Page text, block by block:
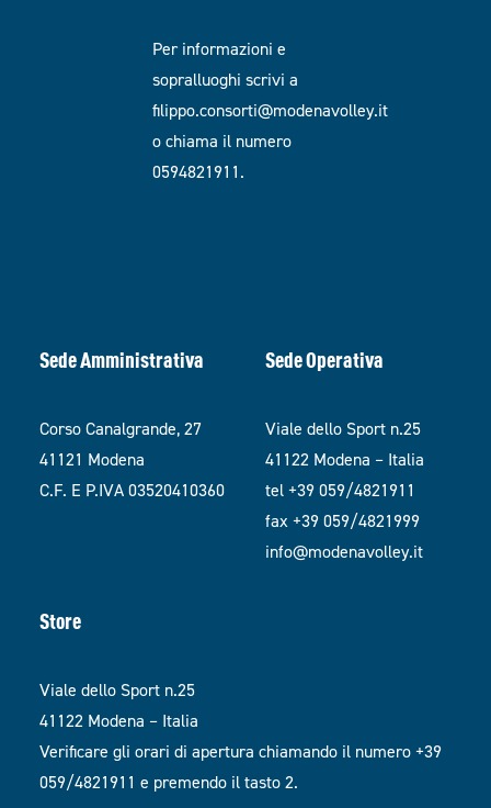
Per informazioni e
sopralluoghi scrivi a
filippo.consorti@modenavolley.it
o chiama il numero
0594821911.
Sede Amministrativa
Corso Canalgrande, 27
41121 Modena
C.F. E P.IVA 03520410360
Sede Operativa
Viale dello Sport n.25
41122 Modena – Italia
tel +39 059/4821911
fax +39 059/4821999
info@modenavolley.it
Store
Viale dello Sport n.25
41122 Modena – Italia
Verificare gli orari di apertura chiamando il numero +39
059/4821911 e premendo il tasto 2.